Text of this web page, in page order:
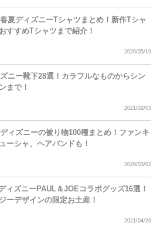
春夏ディズニーTシャツまとめ！新作Tシャ
すすめTシャツまで紹介！
2026/05/19
ズニー靴下28選！カラフルなものからシン
まで！
2021/02/03
ディズニーの被り物100種まとめ！ファンキ
ーシャ、ヘアバンドも！
2026/03/02
ィズニーPAUL＆JOEコラボグッズ16選！
ーデザインの限定お土産！
2021/04/26